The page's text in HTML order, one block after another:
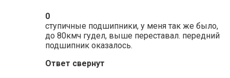
0
ступичные подшипники, у меня так же было,
до 80кмч гудел, выше переставал. передний
подшипник оказалось.
Ответ свернут